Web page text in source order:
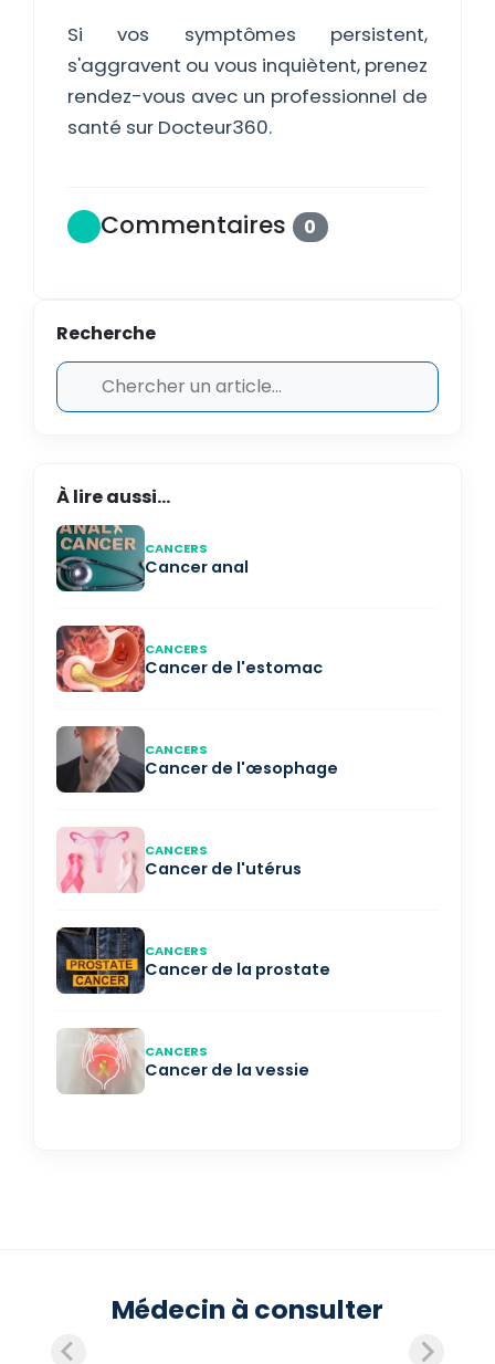
Si vos symptômes persistent,
s'aggravent ou vous inquiètent, prenez
rendez-vous avec un professionnel de
santé sur Docteur360.
Commentaires 0
Recherche
À lire aussi...
CANCERS
Cancer anal
CANCERS
Cancer de l'estomac
CANCERS
Cancer de l'œsophage
CANCERS
Cancer de l'utérus
CANCERS
Cancer de la prostate
CANCERS
Cancer de la vessie
Médecin à consulter